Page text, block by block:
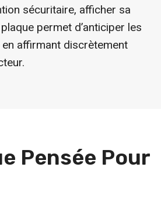
sécuritaire, afficher sa
permet d’anticiper les
affirmant discrètement
Pensée Pour